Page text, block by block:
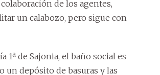
de los agentes,
un calabozo, pero sigue con
1ª de Sajonia, el baño social es
un depósito de basuras y las